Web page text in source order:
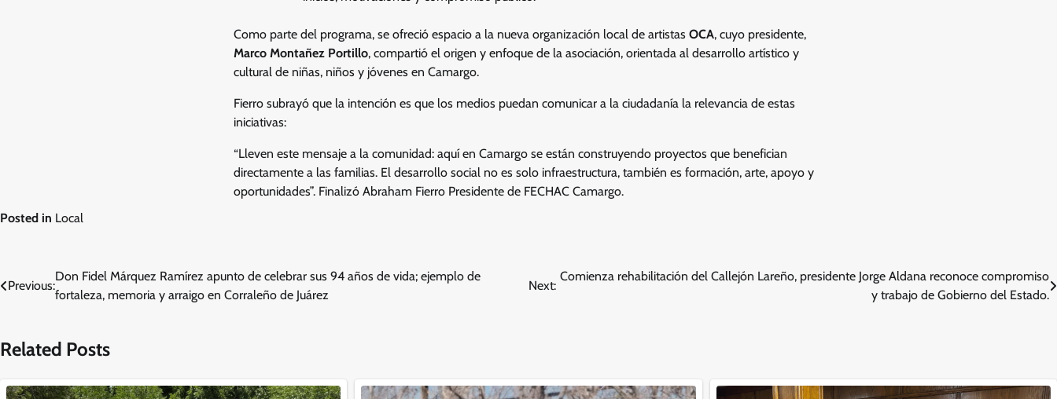
Como parte del programa, se ofreció espacio a la nueva organización local de artistas OCA, cuyo presidente,
Marco Montañez Portillo, compartió el origen y enfoque de la asociación, orientada al desarrollo artístico y
cultural de niñas, niños y jóvenes en Camargo.
Fierro subrayó que la intención es que los medios puedan comunicar a la ciudadanía la relevancia de estas
iniciativas:
“Lleven este mensaje a la comunidad: aquí en Camargo se están construyendo proyectos que benefician
directamente a las familias. El desarrollo social no es solo infraestructura, también es formación, arte, apoyo y
oportunidades”. Finalizó Abraham Fierro Presidente de FECHAC Camargo.
Posted in Local
Navegación
entradas
Previous:
Don Fidel Márquez Ramírez apunto de celebrar sus 94 años de vida; ejemplo de
fortaleza, memoria y arraigo en Corraleño de Juárez
Next:
Comienza rehabilitación del Callejón Lareño, presidente Jorge Aldana reconoce compromiso
y trabajo de Gobierno del Estado.
Related Posts